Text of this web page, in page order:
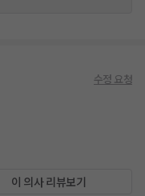
수정 요청
이 의사 리뷰보기